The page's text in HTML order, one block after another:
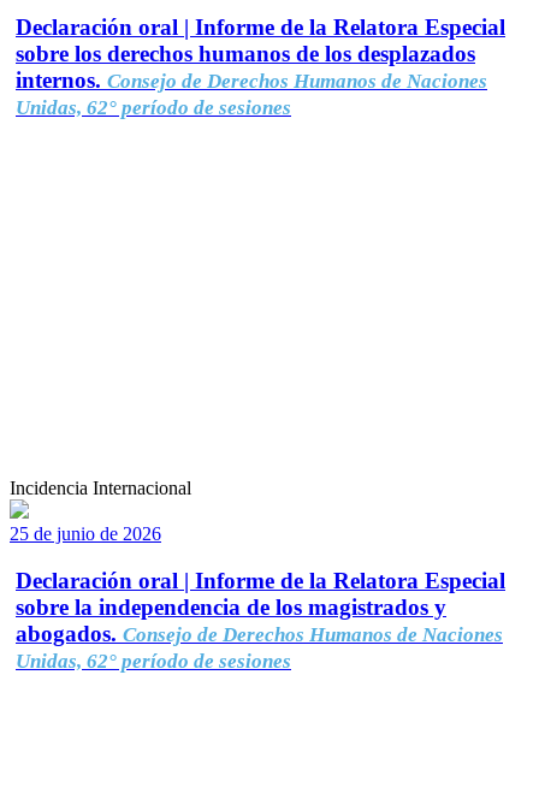
Declaración oral | Informe de la Relatora Especial
sobre los derechos humanos de los desplazados
internos. Consejo de Derechos Humanos de Naciones
Unidas, 62° período de sesiones
Incidencia Internacional
25 de junio de 2026
Declaración oral | Informe de la Relatora Especial
sobre la independencia de los magistrados y
abogados. Consejo de Derechos Humanos de Naciones
Unidas, 62° período de sesiones